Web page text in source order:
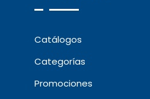
Catálogos
Categorías
Promociones